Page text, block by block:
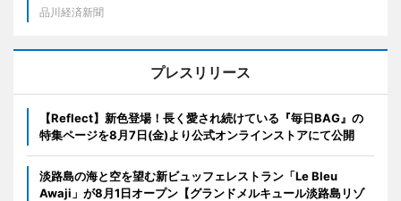
品川経済新聞
プレスリリース
【Reflect】新色登場！長く愛され続けている『毎日BAG』の
特集ページを8月7日(金)より公式オンラインストアにて公開
淡路島の海と空を望む新ビュッフェレストラン「Le Bleu
Awaji」が8月1日オープン【グランドメルキュール淡路島リゾ